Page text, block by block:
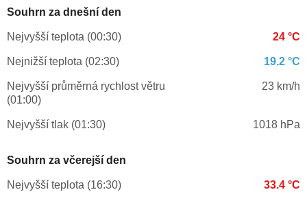
Souhrn za dnešní den
Nejvyšší teplota (00:30) 24 °C
Nejnižší teplota (02:30) 19.2 °C
Nejvyšší průměrná rychlost větru
(01:00)
23 km/h
Nejvyšší tlak (01:30) 1018 hPa
Souhrn za včerejší den
Nejvyšší teplota (16:30) 33.4 °C